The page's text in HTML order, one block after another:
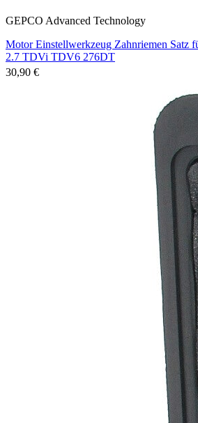
GEPCO Advanced Technology
Motor Einstellwerkzeug Zahnriemen Satz
2.7 TDVi TDV6 276DT
30,90 €